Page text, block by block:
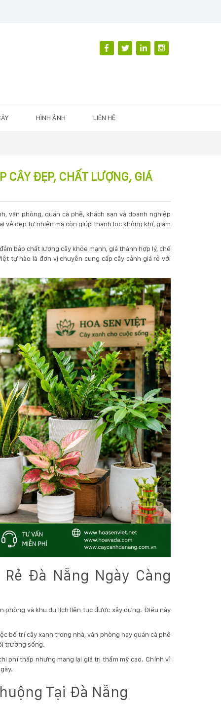
HÌNH ẢNH LIÊN HỆ
CÂY ĐẸP, CHẤT LƯỢNG, GIÁ
văn phòng, quán cà phê, khách sạn và doanh nghiệp
vẻ đẹp tự nhiên mà còn giúp thanh lọc không khí, giảm
bảo chất lượng cây khỏe mạnh, giá thành hợp lý, chế
tự hào là đơn vị chuyên cung cấp cây cảnh giá rẻ với
Đà Nẵng Ngày Càng
phòng và khu du lịch liên tục được xây dựng. Điều này
bố trí cây xanh trong nhà, văn phòng hay quán cà phê
trường sống.
phí thấp nhưng mang lại giá trị thẩm mỹ cao. Chính vì
Tại Đà Nẵng